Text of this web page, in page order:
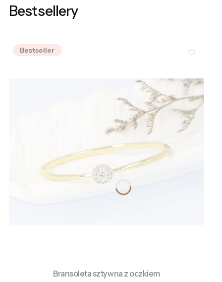
Bestsellery
Bestseller
Bransoleta sztywna z oczkiem